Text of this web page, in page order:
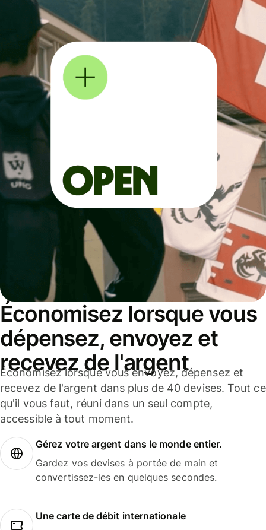
Économisez lorsque vous
dépensez, envoyez et
recevez de l'argent
Économisez lorsque vous envoyez, dépensez et
recevez de l'argent dans plus de 40 devises. Tout ce
qu'il vous faut, réuni dans un seul compte,
accessible à tout moment.
Gérez votre argent dans le monde entier.
Gardez vos devises à portée de main et
convertissez-les en quelques secondes.
Une carte de débit internationale